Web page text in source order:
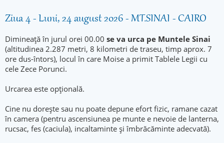
Ziua 4 - Luni, 24 august 2026 - MT.SINAI - CAIRO
Dimineață în jurul orei 00.00 se va urca pe Muntele Sinai
(altitudinea 2.287 metri, 8 kilometri de traseu, timp aprox. 7
ore dus-întors), locul în care Moise a primit Tablele Legii cu
cele Zece Porunci.
Urcarea este opțională.
Cine nu dorește sau nu poate depune efort fizic, ramane cazat
în camera (pentru ascensiunea pe munte e nevoie de lanterna,
rucsac, fes (caciula), incaltaminte și îmbrăcăminte adecvată).